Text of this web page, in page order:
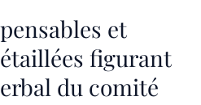
et
figurant
du comité